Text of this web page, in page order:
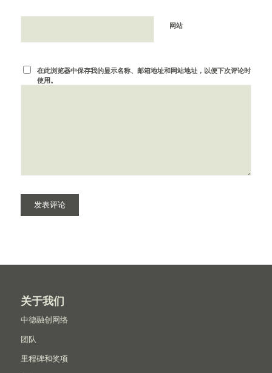
网站
在此浏览器中保存我的显示名称、邮箱地址和网站地址，以便下次评论时
使用。
关于我们
中德融创网络
团队
里程碑和奖项